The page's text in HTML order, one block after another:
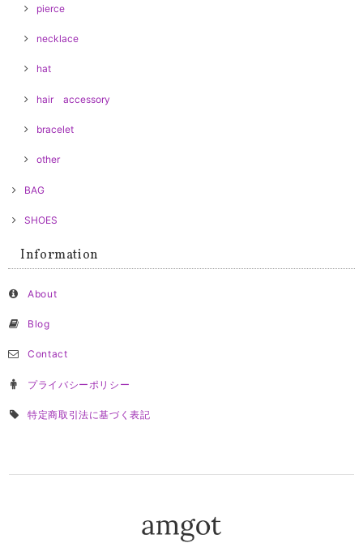
pierce
necklace
hat
hair accessory
bracelet
other
BAG
SHOES
Information
About
Blog
Contact
プライバシーポリシー
特定商取引法に基づく表記